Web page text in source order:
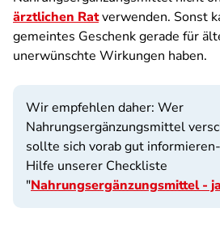
ärztlichen Ratverwenden. Sonst
gemeintes Geschenk gerade für
unerwünschte Wirkungen haben.
Wir empfehlen daher: Wer
Nahrungsergänzungsmittel
sollte sich vorab gut
Hilfe unserer Checkliste
"Nahrungsergänzungsmittel -